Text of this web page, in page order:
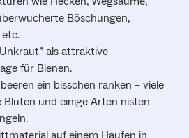
Böschungen,
als attraktive
für Bienen.
ein bisschen ranken – viele
Blüten und einige Arten nisten
auf einem Haufen in